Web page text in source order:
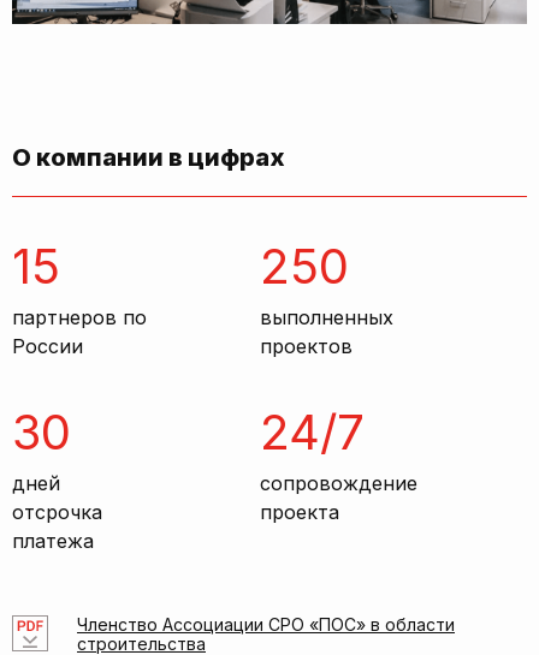
О компании в цифрах
15
партнеров по
России
250
выполненных
проектов
30
дней
отсрочка
платежа
24/7
сопровождение
проекта
Членство Ассоциации СРО «ПОС» в области
строительства